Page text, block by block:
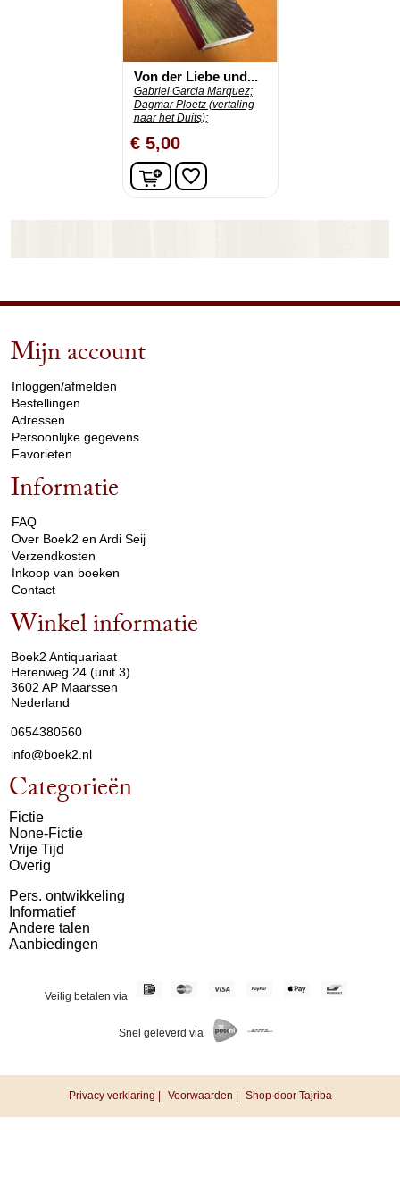
Von der Liebe und...
Gabriel Garcia Marquez;
Dagmar Ploetz (vertaling
naar het Duits);
€ 5,00
In winkelwagen
favorite_border
Mijn account
Inloggen/afmelden
Bestellingen
Adressen
Persoonlijke gegevens
Favorieten
Informatie
FAQ
Over Boek2 en Ardi Seij
Verzendkosten
Inkoop van boeken
Contact
Winkel informatie
Boek2 Antiquariaat
Herenweg 24 (unit 3)
3602 AP Maarssen
Nederland
0654380560
info@boek2.nl
Categorieën
Fictie
None-Fictie
Vrije Tijd
Overig
Pers. ontwikkeling
Informatief
Andere talen
Aanbiedingen
Veilig betalen via
Snel geleverd via
Privacy verklaring | Voorwaarden | Shop door Tajriba